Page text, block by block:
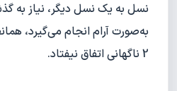
نسل به یک نسل دیگر، نیاز به
2 ناگهانی اتفاق نیفتاد.